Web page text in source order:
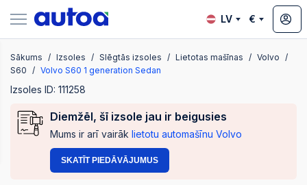
LV €
Sākums Izsoles Slēgtās izsoles Lietotas mašīnas
Volvo
S60
Volvo S60 1 generation Sedan
Izsoles ID: 111258
Diemžēl, šī izsole jau ir beigusies
Mums ir arī vairāk lietotu automašīnu Volvo
SKATĪT PIEDĀVĀJUMUS